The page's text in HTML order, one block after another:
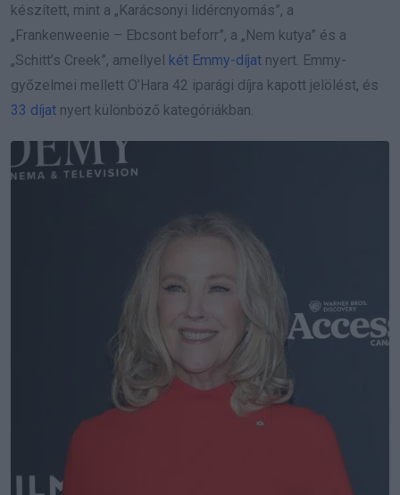
készített, mint a „Karácsonyi lidércnyomás”, a
„Frankenweenie – Ebcsont beforr”, a „Nem kutya” és a
„Schitt’s Creek”, amellyel két Emmy-díjat nyert. Emmy-
győzelmei mellett O’Hara 42 iparági díjra kapott jelölést, és
33 díjat nyert különböző kategóriákban.